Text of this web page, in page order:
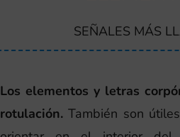
SEÑALES MÁS
Los elementos y letras
rotulación.También son